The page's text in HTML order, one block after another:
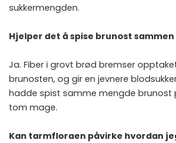
sukkermengden.
Hjelper det å spise brunost
Ja. Fiber i grovt brød bremser
brunosten, og gir en jevnere
hadde spist samme mengde brunost
tom mage.
Kan tarmfloraen påvirke hvordan